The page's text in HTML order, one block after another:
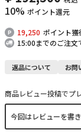
10% ポイント還元
19,250 ポイント獲
15:00までのご注文
返品について お問
商品レビュー投稿でプ